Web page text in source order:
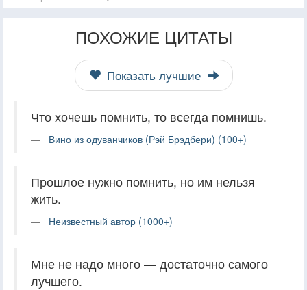
ПОХОЖИЕ ЦИТАТЫ
Показать лучшие
Что хочешь помнить, то всегда помнишь.
Вино из одуванчиков (Рэй Брэдбери) (100+)
Прошлое нужно помнить, но им нельзя
жить.
Неизвестный автор (1000+)
Мне не надо много — достаточно самого
лучшего.